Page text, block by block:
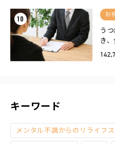
10 お
う
き
キーワード
メンタル不調からのリライフ